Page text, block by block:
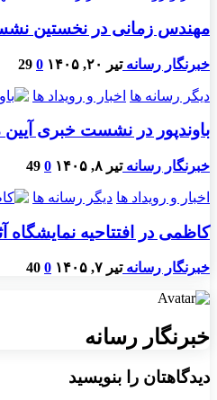
مهندس زمانی در نخستین
خبرنگار رسانهتیر ۲۰, ۱۴۰۵ 0
29
دیگر رسانه ها اخبار و رویداد ها
باوندپور در نشست خبری آیین معارفه و عرضه
خبرنگار رسانهتیر ۸, ۱۴۰۵ 0
49
اخبار و رویداد ها دیگر رسانه ها
کاظمی در افتتاحیه
خبرنگار رسانهتیر ۷, ۱۴۰۵ 0
40
خبرنگار رسانه
دیدگاهتان را بنویسید